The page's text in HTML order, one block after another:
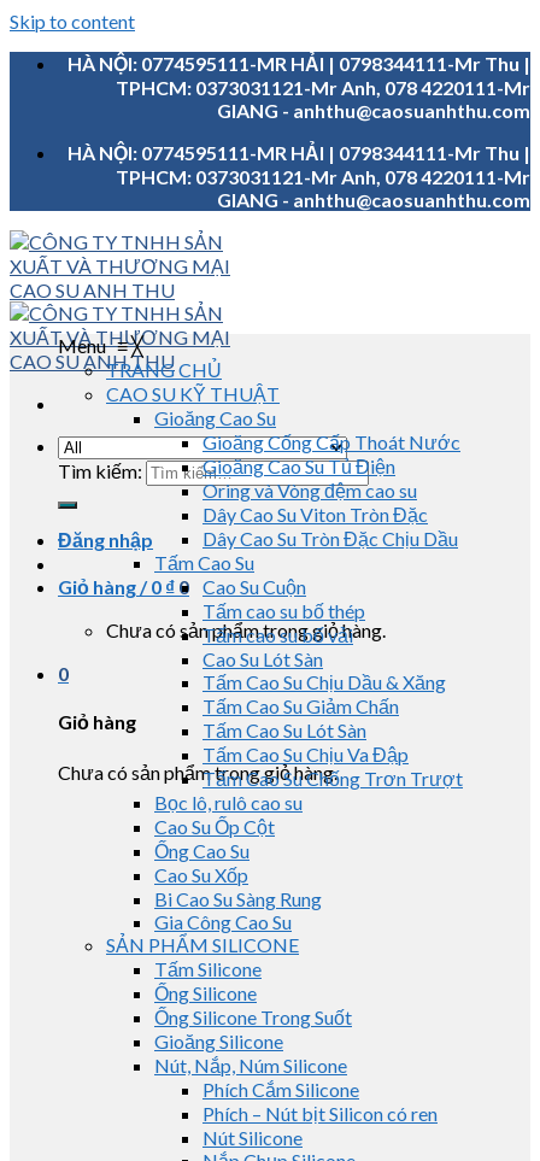
Skip to content
HÀ NỘI: 0774595111-MR HẢI | 0798344111-Mr Thu |
TPHCM: 0373031121-Mr Anh, 078 4220111-Mr
GIANG - anhthu@caosuanhthu.com
HÀ NỘI: 0774595111-MR HẢI | 0798344111-Mr Thu |
TPHCM: 0373031121-Mr Anh, 078 4220111-Mr
GIANG - anhthu@caosuanhthu.com
Tìm kiếm:
Đăng nhập
Giỏ hàng /0 ₫ 0
Chưa có sản phẩm trong giỏ hàng.
0
Giỏ hàng
Chưa có sản phẩm trong giỏ hàng.
Menu≡╳
TRANG CHỦ
CAO SU KỸ THUẬT
Gioăng Cao Su
Gioăng Cống Cấp Thoát Nước
Gioăng Cao Su Tủ Điện
Oring và Vòng đệm cao su
Dây Cao Su Viton Tròn Đặc
Dây Cao Su Tròn Đặc Chịu Dầu
Tấm Cao Su
Cao Su Cuộn
Tấm cao su bố thép
Tấm cao su bố vải
Cao Su Lót Sàn
Tấm Cao Su Chịu Dầu & Xăng
Tấm Cao Su Giảm Chấn
Tấm Cao Su Lót Sàn
Tấm Cao Su Chịu Va Đập
Tấm Cao Su Chống Trơn Trượt
Bọc lô, rulô cao su
Cao Su Ốp Cột
Ống Cao Su
Cao Su Xốp
Bi Cao Su Sàng Rung
Gia Công Cao Su
SẢN PHẨM SILICONE
Tấm Silicone
Ống Silicone
Ống Silicone Trong Suốt
Gioăng Silicone
Nút, Nắp, Núm Silicone
Phích Cắm Silicone
Phích – Nút bịt Silicon có ren
Nút Silicone